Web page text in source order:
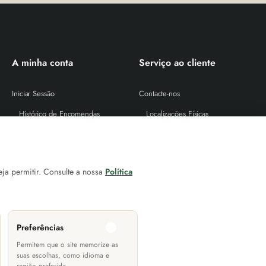
A minha conta
Iniciar Sessão
Histórico de Encomendas
Devoluções
Serviço ao cliente
Contacte-nos
Localizações Físicas
permitir. Consulte a nossa Política
Preferências
Permitem que o site memorize as
suas escolhas, como idioma e